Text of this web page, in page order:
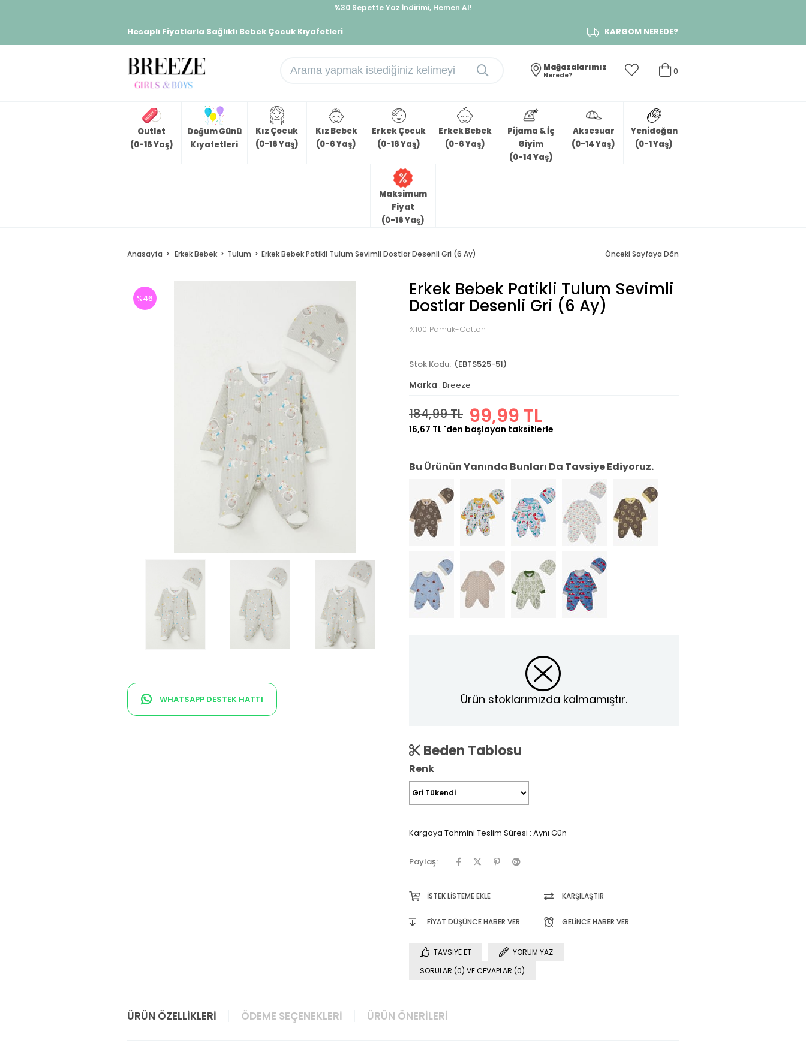
İndirimlere ek %10 İndirimi Kap, Hemen Üye Ol!
Hesaplı Fiyatlarla Sağlıklı Bebek Çocuk Kıyafetleri KARGOM NEREDE?
0
Mağazalarımız
Nerede?
Outlet
(0-16 Yaş)
Doğum Günü
Kıyafetleri
Kız Çocuk
(0-16 Yaş)
Kız Bebek
(0-6 Yaş)
Erkek Çocuk
(0-16 Yaş)
Erkek Bebek
(0-6 Yaş)
Pijama & İç
Giyim
(0-14 Yaş)
Aksesuar
(0-14 Yaş)
Yenidoğan
(0-1 Yaş)
Maksimum
Fiyat
(0-16 Yaş)
Anasayfa Erkek Bebek Tulum Erkek Bebek Patikli Tulum Sevimli Dostlar Desenli Gri (6 Ay) Önceki Sayfaya Dön
%46
WHATSAPP DESTEK HATTI
Erkek Bebek Patikli Tulum Sevimli
Dostlar Desenli Gri (6 Ay)
%100 Pamuk-Cotton
(EBTS525-51)
Marka : Breeze
184,99 TL 99,99 TL
16,67 TL 'den başlayan taksitlerle
Bu Ürünün Yanında Bunları Da Tavsiye Ediyoruz.
Ürün stoklarımızda kalmamıştır.
Beden Tablosu
Renk
Kargoya Tahmini Teslim Süresi : Aynı Gün
Paylaş:
İSTEK LISTEME EKLE KARŞILAŞTIR
FIYAT DÜŞÜNCE HABER VER GELINCE HABER VER
TAVSIYE ET
YORUM YAZ
SORULAR (0) VE CEVAPLAR (0)
ÜRÜN ÖZELLIKLERI ÖDEME SEÇENEKLERI ÜRÜN ÖNERILERI